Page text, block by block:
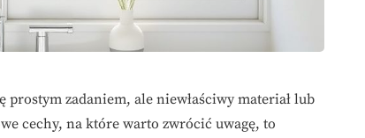
prostym zadaniem, ale niewłaściwy materiał lub
cechy, na które warto zwrócić uwagę, to